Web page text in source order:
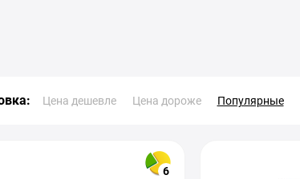
Цена дешевле Цена дороже Популярные
6